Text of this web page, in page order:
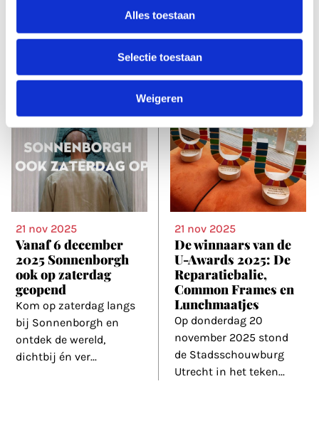
Alles toestaan
Selectie toestaan
Weigeren
Eva Oosters geopende
dB’s...
sfeervolle zalen
Van 27 tot en met 30
december staat Utrecht
21 nov 2025
Vanaf 6 december
2025 Sonnenborgh
ook op zaterdag
geopend
Kom op zaterdag langs
bij Sonnenborgh en
ontdek de wereld,
dichtbij én ver...
21 nov 2025
De winnaars van de
U-Awards 2025: De
Reparatiebalie,
Common Frames en
Lunchmaatjes
Op donderdag 20
november 2025 stond
de Stadsschouwburg
Utrecht in het teken...